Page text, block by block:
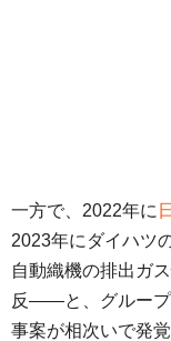
一方で、2022年に
2023年にダイハツ
自動織機の排出ガ
反――と、グループ
事案が相次いで発覚